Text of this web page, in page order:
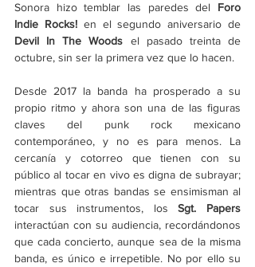
Sonora hizo temblar las paredes del Foro
Indie Rocks!
Devil In The Woods el pasado treinta de
octubre, sin ser la primera vez que lo hacen.
Desde 2017 la banda ha prosperado a su
propio ritmo y ahora son una de las figuras
claves del punk rock mexicano
contemporáneo, y no es para menos. La
cercanía y cotorreo que tienen con su
público al tocar en vivo es digna de subrayar;
mientras que otras bandas se ensimisman al
tocar sus instrumentos, los Sgt. Papers
interactúan con su audiencia, recordándonos
que cada concierto, aunque sea de la misma
banda, es único e irrepetible. No por ello su